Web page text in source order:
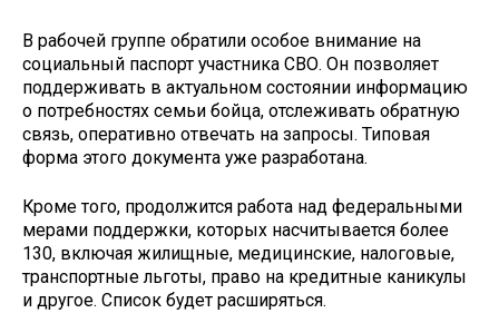
В рабочей группе обратили особое внимание на
социальный паспорт участника СВО. Он позволяет
поддерживать в актуальном состоянии информацию
о потребностях семьи бойца, отслеживать обратную
связь, оперативно отвечать на запросы. Типовая
форма этого документа уже разработана.
Кроме того, продолжится работа над федеральными
мерами поддержки, которых насчитывается более
130, включая жилищные, медицинские, налоговые,
транспортные льготы, право на кредитные каникулы
и другое. Список будет расширяться.